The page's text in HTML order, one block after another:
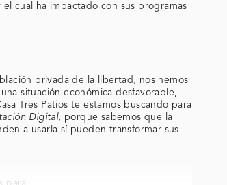
cual ha impactado con sus programas
privada de la libertad, nos hemos
situación económica desfavorable,
Tres Patios te estamos buscando para
Digital, porque sabemos que la
a usarla sí pueden transformar sus
para